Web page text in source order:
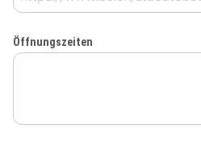
Öffnungszeiten